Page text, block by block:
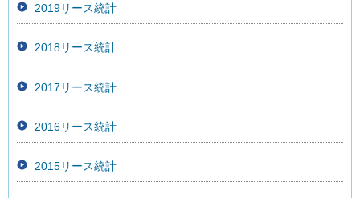
2019リース統計
2018リース統計
2017リース統計
2016リース統計
2015リース統計